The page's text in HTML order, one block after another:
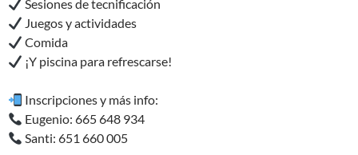
Sesiones de tecnificación
Juegos y actividades
Comida
¡Y piscina para refrescarse!
Inscripciones y más info:
Eugenio: 665 648 934
Santi: 651 660 005